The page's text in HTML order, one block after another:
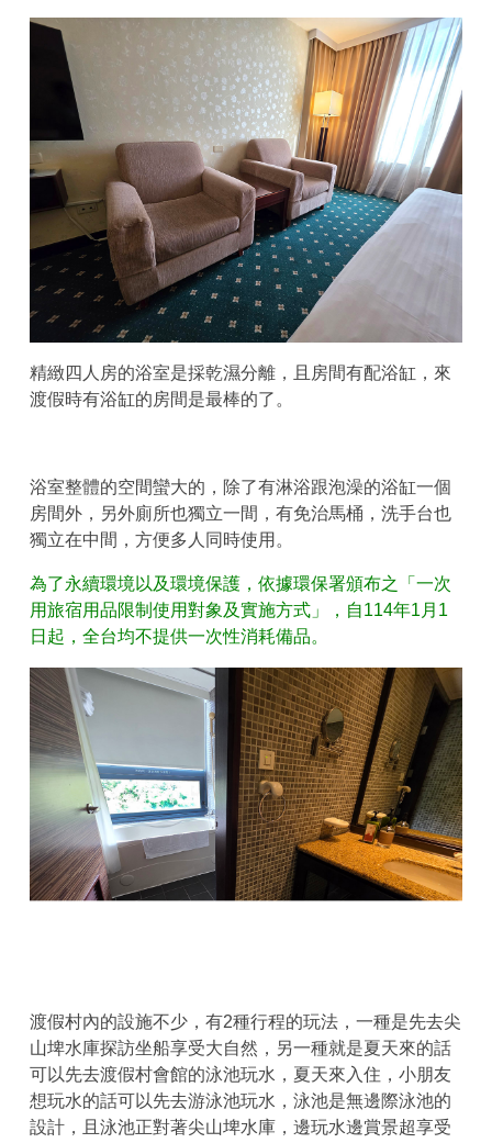
精緻四人房的浴室是採乾濕分離，且房間有配浴缸，來
渡假時有浴缸的房間是最棒的了。
浴室整體的空間蠻大的，除了有淋浴跟泡澡的浴缸一個
房間外，另外廁所也獨立一間，有免治馬桶，洗手台也
獨立在中間，方便多人同時使用。
為了永續環境以及環境保護，依據環保署頒布之「一次
用旅宿用品限制使用對象及實施方式」，自114年1月1
日起，全台均不提供一次性消耗備品。
渡假村內的設施不少，有2種行程的玩法，一種是先去尖
山埤水庫探訪坐船享受大自然，另一種就是夏天來的話
可以先去渡假村會館的泳池玩水，夏天來入住，小朋友
想玩水的話可以先去游泳池玩水，泳池是無邊際泳池的
設計，且泳池正對著尖山埤水庫，邊玩水邊賞景超享受